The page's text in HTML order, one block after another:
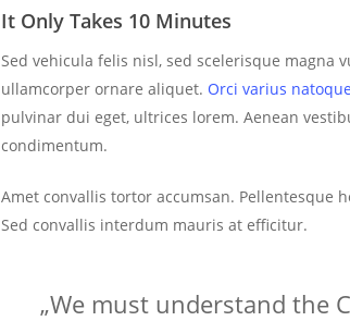
It Only Takes 10 Minutes
Sed vehicula felis nisl, sed scelerisque
ullamcorper ornare aliquet. Orci varius natoque
pulvinar dui eget, ultrices lorem. Aenean
condimentum.
Amet convallis tortor accumsan. Pellentesque
Sed convallis interdum mauris at efficitur.
„We must understand the